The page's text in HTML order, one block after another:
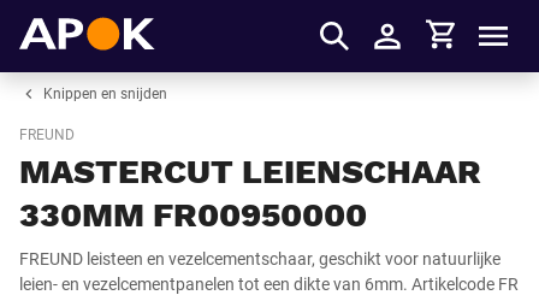
Inloggen
Winkelmandje
Knippen en snijden
FREUND
MASTERCUT LEIENSCHAAR
330MM FR00950000
FREUND leisteen en vezelcementschaar, geschikt voor natuurlijke
leien- en vezelcementpanelen tot een dikte van 6mm. Artikelcode FR